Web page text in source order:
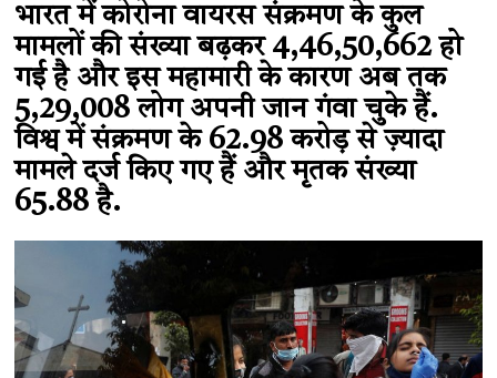
भारत में कोरोना वायरस संक्रमण के कुल
मामलों की संख्या बढ़कर 4,46,50,662 हो
गई है और इस महामारी के कारण अब तक
5,29,008 लोग अपनी जान गंवा चुके हैं.
विश्व में संक्रमण के 62.98 करोड़ से ज़्यादा
मामले दर्ज किए गए हैं और मृतक संख्या
65.88 है.